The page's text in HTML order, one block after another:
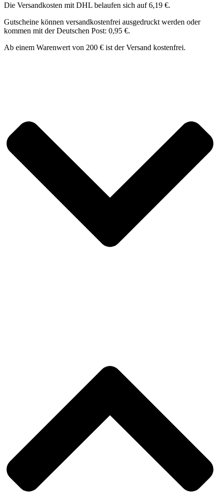
Die Versandkosten mit DHL belaufen sich auf 6,19 €.
Gutscheine können versandkostenfrei ausgedruckt werden oder
kommen mit der Deutschen Post: 0,95 €.
Ab einem Warenwert von 200 € ist der Versand kostenfrei.